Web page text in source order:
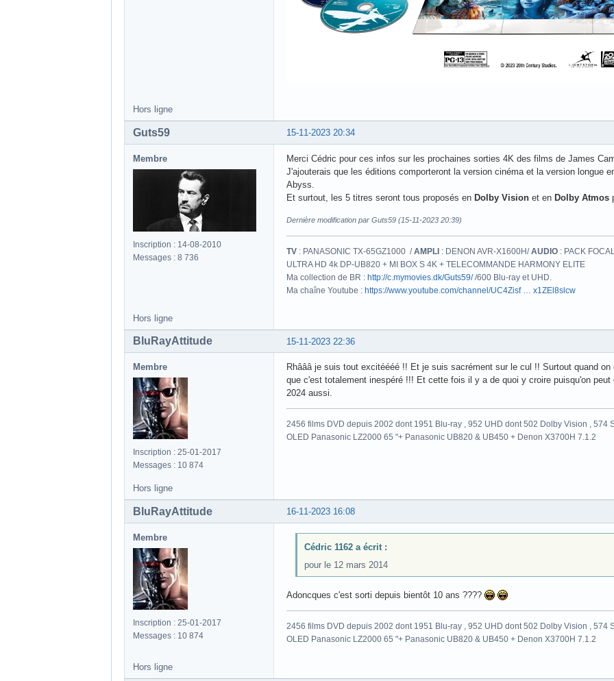
Hors ligne
15-11-2023 20:34
Guts59
Membre
Inscription : 14-08-2010
Messages : 8 736
Merci Cédric pour ces infos sur les prochaines sorties 4K des films de James
J'ajouterais que les éditions comporteront la version cinéma et la version longue
Abyss.
Et surtout, les 5 titres seront tous proposés en Dolby Vision et en Dolby Atmos
Dernière modification par Guts59 (15-11-2023 20:39)
TV : PANASONIC TX-65GZ1000 /AMPLI : DENON AVR-X1600H/AUDIO : PACK
ULTRA HD 4k DP-UB820 + MI BOX S 4K + TELECOMMANDE HARMONY ELITE
Ma collection de BR : http://c.mymovies.dk/Guts59//600 Blu-ray et UHD.
Ma chaîne Youtube : https://www.youtube.com/channel/UC4Zisf … x1ZEl8slcw
Hors ligne
15-11-2023 22:36
BluRayAttitude
Membre
Inscription : 25-01-2017
Messages : 10 874
Rhâââ je suis tout excitéééé !! Et je suis sacrément sur le cul !! Surtout quand
que c'est totalement inespéré !!! Et cette fois il y a de quoi y croire puisqu'on
2024 aussi.
2456 films DVD depuis 2002 dont 1951 Blu-ray , 952 UHD dont 502 Dolby Vision , 574
OLED Panasonic LZ2000 65 "+ Panasonic UB820 & UB450 + Denon X3700H 7.1.2
Hors ligne
16-11-2023 16:08
BluRayAttitude
Membre
Inscription : 25-01-2017
Messages : 10 874
Cédric 1162 a écrit :
pour le 12 mars 2014
Adoncques c'est sorti depuis bientôt 10 ans ????
2456 films DVD depuis 2002 dont 1951 Blu-ray , 952 UHD dont 502 Dolby Vision , 574
OLED Panasonic LZ2000 65 "+ Panasonic UB820 & UB450 + Denon X3700H 7.1.2
Hors ligne